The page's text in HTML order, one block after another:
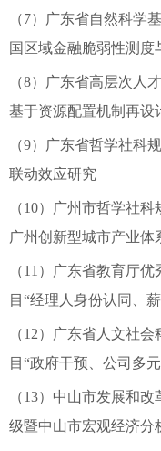
（7）广东省自然科学
国区域金融脆弱性测度
（8）广东省高层次人
基于资源配置机制再设
（9）广东省哲学社科
联动效应研究
（10）广州市哲学社
广州创新型城市产业体
（11）广东省教育厅
目“经理人身份认同、
（12）广东省人文社
目“政府干预、公司多
（13）中山市发展和
级暨中山市宏观经济分